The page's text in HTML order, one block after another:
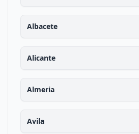
Albacete
Alicante
Almeria
Avila